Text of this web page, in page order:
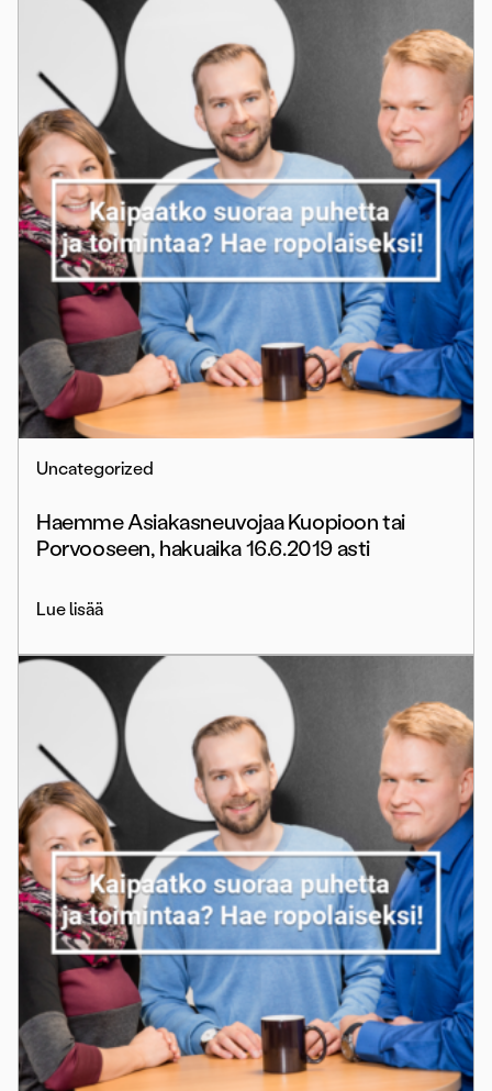
Uncategorized
Haemme Asiakasneuvojaa Kuopioon tai
Porvooseen, hakuaika 16.6.2019 asti
Lue lisää